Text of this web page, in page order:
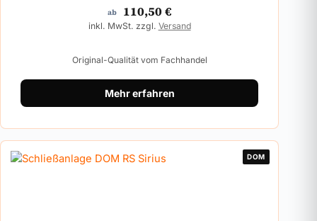
ab 110,50€
inkl. MwSt. zzgl. Versand
Original-Qualität vom Fachhandel
Mehr erfahren
DOM